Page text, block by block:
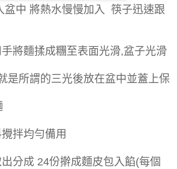
盆中 將熱水慢慢加入 筷子迅速跟
將麵揉成糰至表面光滑,盆子光滑
所謂的三光後放在盆中並蓋上保
拌均勻備用
分成 24份擀成麵皮包入餡(每個